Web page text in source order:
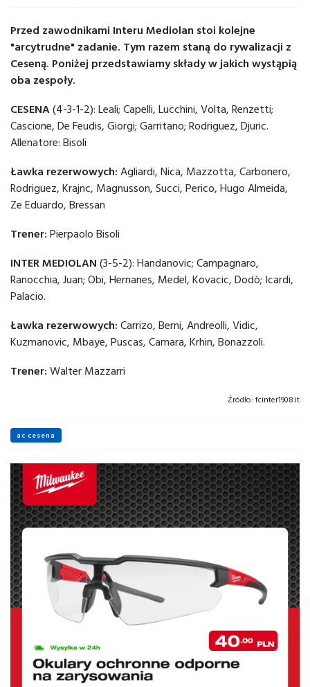
Przed zawodnikami Interu Mediolan stoi kolejne
"arcytrudne" zadanie. Tym razem staną do rywalizacji z
Ceseną. Poniżej przedstawiamy składy w jakich wystąpią
oba zespoły.
CESENA(4-3-1-2): Leali; Capelli, Lucchini, Volta, Renzetti;
Cascione, De Feudis, Giorgi; Garritano; Rodriguez, Djuric.
Allenatore: Bisoli
Ławka rezerwowych: Agliardi, Nica, Mazzotta, Carbonero,
Rodriguez, Krajnc, Magnusson, Succi, Perico, Hugo Almeida,
Ze Eduardo, Bressan
Trener: Pierpaolo Bisoli
INTER MEDIOLAN (3-5-2): Handanovic; Campagnaro,
Ranocchia, Juan; Obi, Hernanes, Medel, Kovacic, Dodò; Icardi,
Palacio.
Ławka rezerwowych: Carrizo, Berni, Andreolli, Vidic,
Kuzmanovic, Mbaye, Puscas, Camara, Krhin, Bonazzoli.
Trener: Walter Mazzarri
Źródło: fcinter1908.it
ac cesena